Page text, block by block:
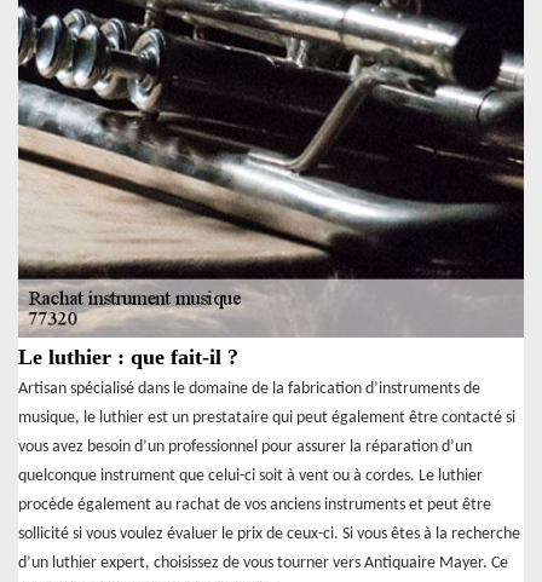
Le luthier : que fait-il ?
Artisan spécialisé dans le domaine de la fabrication d’instruments de
musique, le luthier est un prestataire qui peut également être contacté si
vous avez besoin d’un professionnel pour assurer la réparation d’un
quelconque instrument que celui-ci soit à vent ou à cordes. Le luthier
procède également au rachat de vos anciens instruments et peut être
sollicité si vous voulez évaluer le prix de ceux-ci. Si vous êtes à la recherche
d’un luthier expert, choisissez de vous tourner vers Antiquaire Mayer. Ce